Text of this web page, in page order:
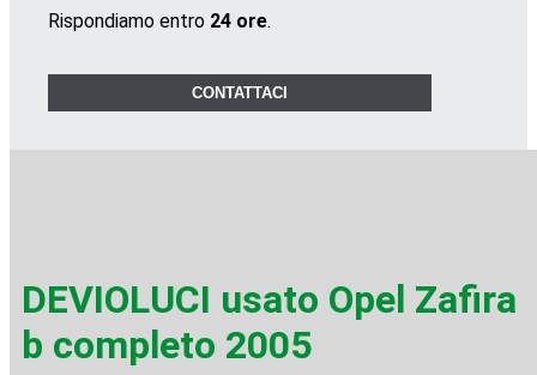
Rispondiamo entro 24 ore.
CONTATTACI
DEVIOLUCI usato Opel Zafira
b completo 2005